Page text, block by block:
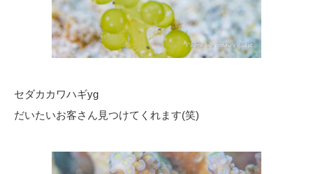
セダカカワハギyg
だいたいお客さん見つけてくれます(笑)